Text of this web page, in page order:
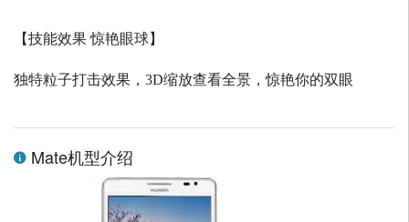
【技能效果 惊艳眼球】
独特粒子打击效果， 3D缩放查看全景，惊艳你的双眼
Mate机型介绍